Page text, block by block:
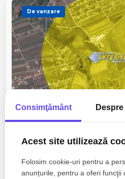
De vanzare
Teren Intravilan
Consimţământ Despre
Acest site utilizează
Folosim cookie-uri pentru a
anunțurile, pentru a oferi funcţii